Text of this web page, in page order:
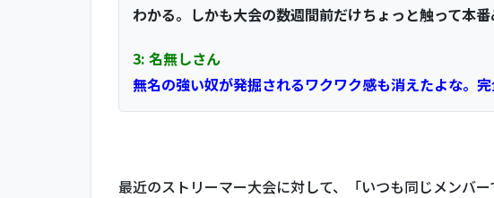
わかる。しかも大会の数週間前だけちょっと触って本
3: 名無しさん
無名の強い奴が発掘されるワクワク感も消えたよな。
最近のストリーマー大会に対して、「いつも同じメンバ